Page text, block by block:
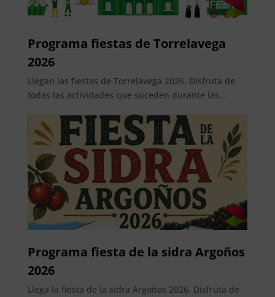
Programa fiestas de Torrelavega
2026
Llegan las fiestas de Torrelavega 2026. Disfruta de
todas las actividades que suceden durante las...
Programa fiesta de la sidra Argoños
2026
Llega la fiesta de la sidra Argoños 2026. Disfruta de